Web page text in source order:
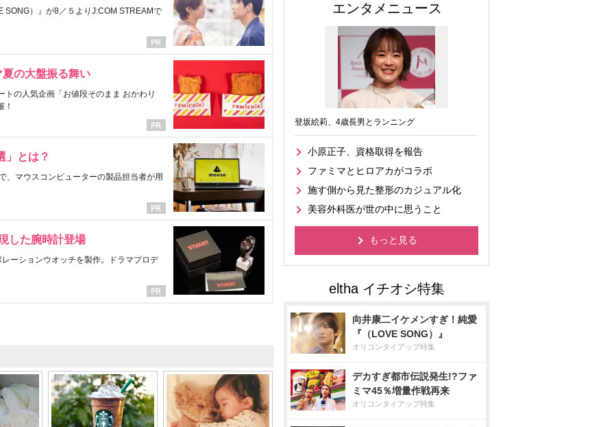
SONG）』が8／５よりJ:COM STREAMで
の大盤振る舞い
の人気企画「お値段そのまま おかわり
！
」とは？
、マウスコンピューターの製品担当者が用
した腕時計登場
ーションウオッチを製作。ドラマプロデ
エンタメニュース
登坂絵莉、4歳長男とランニング
小原正子、資格取得を報告
ファミマとヒロアカがコラボ
施す側から見た整形のカジュアル化
美容外科医が世の中に思うこと
もっと見る
向井康二イケメンすぎ！純愛
『（LOVE SONG）』
オリコンタイアップ特集
デカすぎ都市伝説発生!?ファ
ミマ45％増量作戦再来
オリコンタイアップ特集